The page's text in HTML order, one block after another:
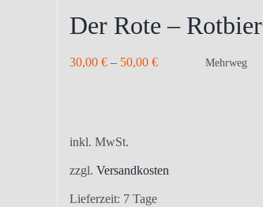
Der Rote – Rotbier
30,00 € – 50,00 € Mehrweg
inkl. MwSt.
zzgl. Versandkosten
Lieferzeit: 7 Tage